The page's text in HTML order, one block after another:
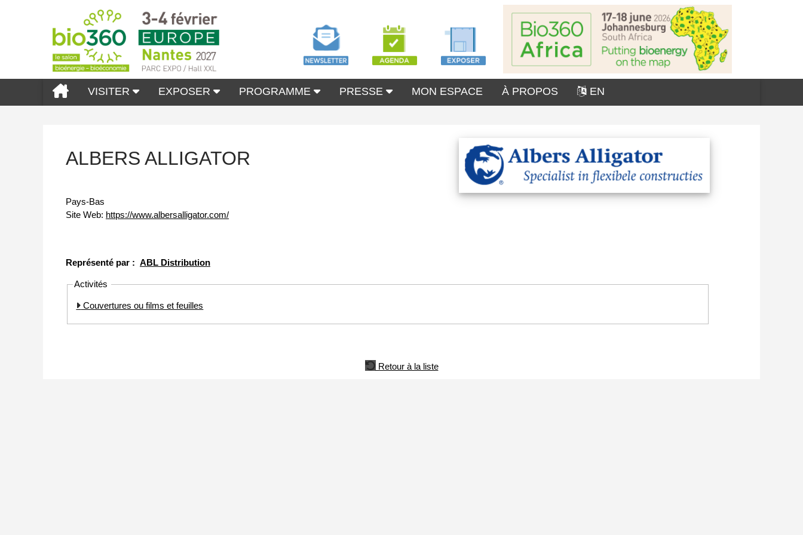
VISITER EXPOSER PROGRAMME PRESSE MON ESPACE À PROPOS EN
ALBERS ALLIGATOR
Pays-Bas
Site Web: https://www.albersalligator.com/
Représenté par : ABL Distribution
Activités
Couvertures ou films et feuilles
Retour à la liste